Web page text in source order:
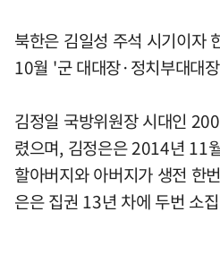
북한은 김일성 주석 시기이자
10월 '군 대대장·정치부대대
김정일 국방위원장 시대인
렸으며, 김정은은 2014년 11
할아버지와 아버지가 생전 한
은은 집권 13년 차에 두번 소